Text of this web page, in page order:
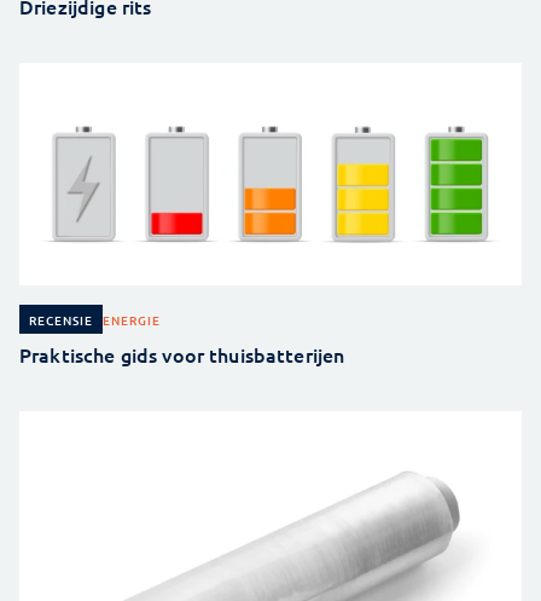
Driezijdige rits
RECENSIE ENERGIE
Praktische gids voor thuisbatterijen